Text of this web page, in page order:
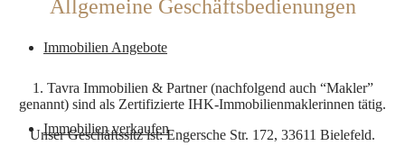
Immobilien Angebote
Immobilien verkaufen
Allgemeine Geschäftsbedienungen
1. Tavra Immobilien & Partner (nachfolgend auch “Makler”
genannt) sind als Zertifizierte IHK-Immobilienmaklerinnen tätig.
Unser Geschäftssitz ist: Engersche Str. 172, 33611 Bielefeld.